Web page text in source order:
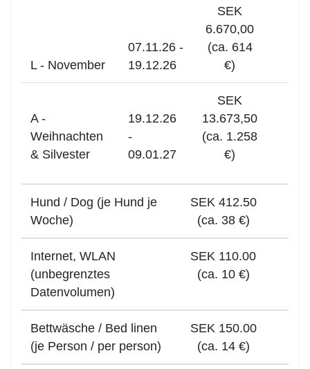
L - November
07.11.26 -
19.12.26
SEK
6.670,00
(ca. 614
€)
A -
Weihnachten
& Silvester
19.12.26
-
09.01.27
SEK
13.673,50
(ca. 1.258
€)
Hund / Dog (je Hund je
Woche)
SEK 412.50
(ca. 38 €)
Internet, WLAN
(unbegrenztes
Datenvolumen)
SEK 110.00
(ca. 10 €)
Bettwäsche / Bed linen
(je Person / per person)
SEK 150.00
(ca. 14 €)